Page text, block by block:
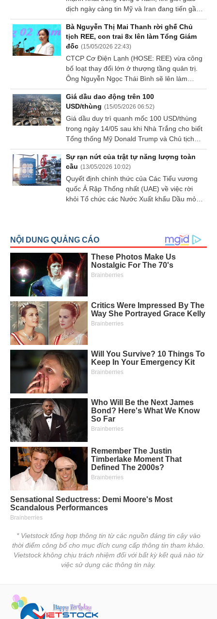
dịch ngày càng tin Mỹ và Iran đang tiến gần
tới một thỏa thuận và có thể dẫn tới việc mở
cửa trở lại eo biển Hormuz.
Bà Nguyễn Thị Mai Thanh rời ghế Chủ
tịch REE, con trai 8x lên làm Tổng Giám
đốc (15/05/2026 22:43)
CTCP Cơ Điện Lạnh (HOSE: REE) vừa công
bố loạt thay đổi lớn ở thượng tầng quản trị.
Ông Nguyễn Ngọc Thái Bình sẽ lên làm
Tổng Giám đốc từ tháng 7, trong khi bà
Nguyễn Thị Mai Thanh rời ghế Chủ tịch
HĐQT sau nhiều năm gắn bó để đảm bảo
tuân thủ quy định quản trị doanh nghiệp.
Giá dầu dao động trên 100
USD/thùng (15/05/2026 06:52)
Giá dầu duy trì quanh mốc 100 USD/thùng
trong ngày 14/05 sau khi Nhà Trắng cho biết
Tổng thống Mỹ Donald Trump và Chủ tịch
Trung Quốc Tập Cận Bình đã nhất trí rằng
eo biển Hormuz cần được mở cửa.
Sự rạn nứt của trật tự năng lượng toàn
cầu (13/05/2026 10:02)
Quyết định chính thức của Các Tiểu vương
quốc Ả Rập Thống nhất (UAE) về việc rời
khỏi Tổ chức các Nước Xuất khẩu Dầu mỏ
thời điểm công bố cho mục đích cung cấp thông tin tham khảo.
Vietstock không chịu trách nhiệm đối với bất kỳ kết quả nào từ
việc sử dụng các thông tin này.
liệu
tài
chính